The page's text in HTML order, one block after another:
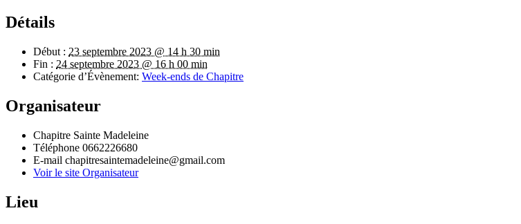
Détails
Début : 23 septembre 2023 @ 14 h 30 min
Fin : 24 septembre 2023 @ 16 h 00 min
Catégorie d’Évènement: Week-ends de Chapitre
Organisateur
Chapitre Sainte Madeleine
Téléphone 0662226680
E-mail chapitresaintemadeleine@gmail.com
Voir le site Organisateur
Lieu